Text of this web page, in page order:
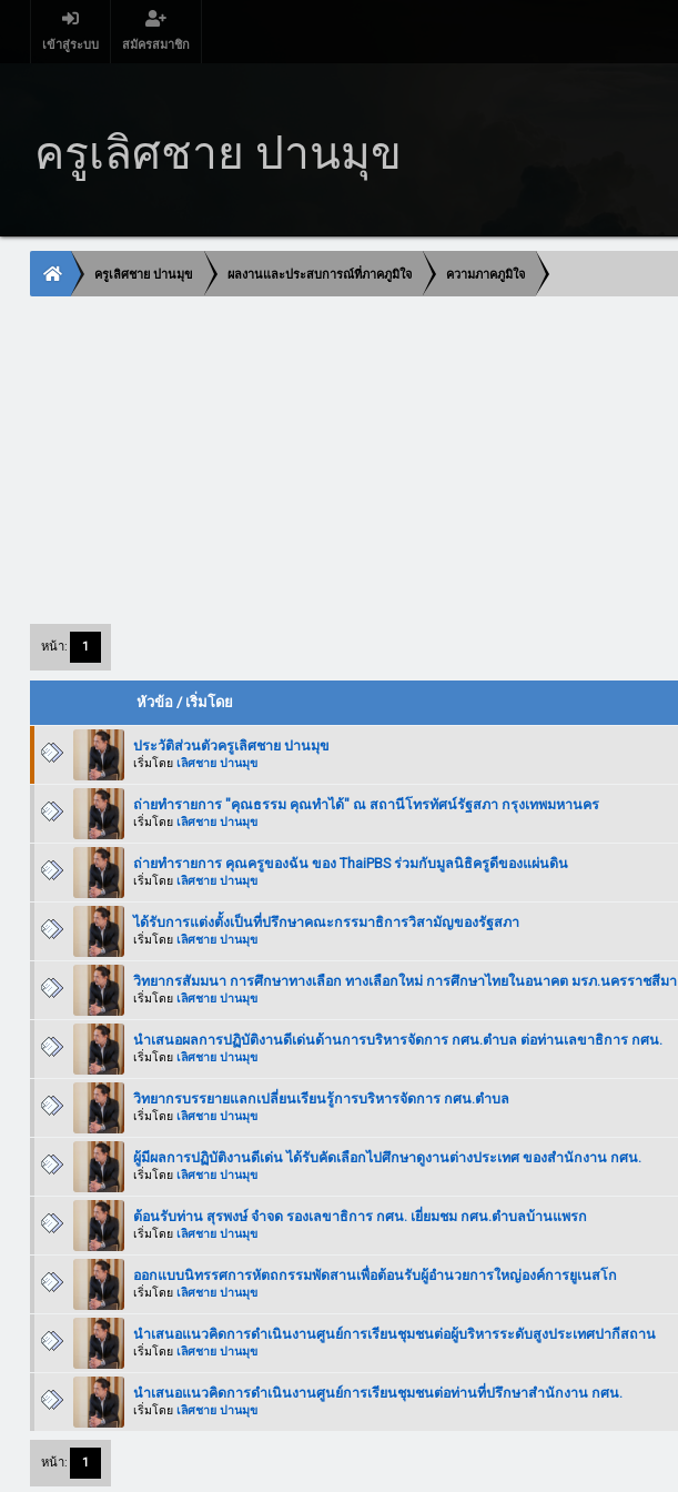
เข้าสู่ระบบ สมัครสมาชิก
ครูเลิศชาย ปานมุข
ครูเลิศชาย ปานมุข ผลงานและประสบการณ์ที่ภาคภูมิใจ ความภาคภูมิใจ
หน้า: 1
หัวข้อ / เริ่มโดย
ประวัติส่วนตัวครูเลิศชาย ปานมุข
เริ่มโดย เลิศชาย ปานมุข
ถ่ายทำรายการ "คุณธรรม คุณทำได้" ณ สถานีโทรทัศน์รัฐสภา กรุงเทพมหานคร
เริ่มโดย เลิศชาย ปานมุข
ถ่ายทำรายการ คุณครูของฉัน ของ ThaiPBS ร่วมกับมูลนิธิครูดีของแผ่นดิน
เริ่มโดย เลิศชาย ปานมุข
ได้รับการแต่งตั้งเป็นที่ปรึกษาคณะกรรมาธิการวิสามัญของรัฐสภา
เริ่มโดย เลิศชาย ปานมุข
วิทยากรสัมมนา การศึกษาทางเลือก ทางเลือกใหม่ การศึกษาไทยในอนาคต มรภ.นครราชสีมา
เริ่มโดย เลิศชาย ปานมุข
นำเสนอผลการปฏิบัติงานดีเด่นด้านการบริหารจัดการ กศน.ตำบล ต่อท่านเลขาธิการ กศน.
เริ่มโดย เลิศชาย ปานมุข
วิทยากรบรรยายแลกเปลี่ยนเรียนรู้การบริหารจัดการ กศน.ตำบล
เริ่มโดย เลิศชาย ปานมุข
ผู้มีผลการปฏิบัติงานดีเด่น ได้รับคัดเลือกไปศึกษาดูงานต่างประเทศ ของสำนักงาน กศน.
เริ่มโดย เลิศชาย ปานมุข
ต้อนรับท่าน สุรพงษ์ จำจด รองเลขาธิการ กศน. เยี่ยมชม กศน.ตำบลบ้านแพรก
เริ่มโดย เลิศชาย ปานมุข
ออกแบบนิทรรศการหัตถกรรมพัดสานเพื่อต้อนรับผู้อำนวยการใหญ่องค์การยูเนสโก
เริ่มโดย เลิศชาย ปานมุข
นำเสนอแนวคิดการดำเนินงานศูนย์การเรียนชุมชนต่อผู้บริหารระดับสูงประเทศปากีสถาน
เริ่มโดย เลิศชาย ปานมุข
นำเสนอแนวคิดการดำเนินงานศูนย์การเรียนชุมชนต่อท่านที่ปรึกษาสำนักงาน กศน.
เริ่มโดย เลิศชาย ปานมุข
หน้า: 1